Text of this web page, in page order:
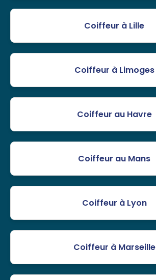
Coiffeur à Lille
Coiffeur à Limoges
Coiffeur au Havre
Coiffeur au Mans
Coiffeur à Lyon
Coiffeur à Marseille